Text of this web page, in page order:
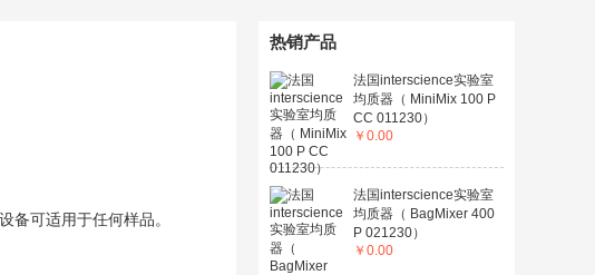
可适用于任何样品。
热销产品
法国interscience实验室
均质器（ MiniMix 100 P
CC 011230）
￥ 0.00
法国interscience实验室
均质器（ BagMixer 400
P 021230）
￥ 0.00